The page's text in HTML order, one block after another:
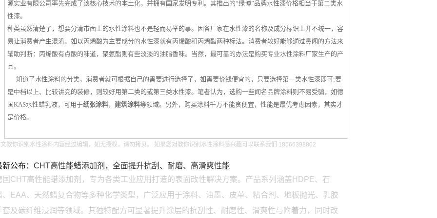
源实业有限公司率先完成了该核心技术的本土化，并拥有国家发明专利。其推出的“绿博”品牌水性漆价格相当于第二类水
性漆。
种类虽然清楚了，想要分清市面上的水性涂料也不是轻而易举的事。因各厂家在水性漆的名称及成分标识上并不统一，容
易让消费者产生混淆。如以丙烯酸为主要成分的水性漆就有丙烯酸和丙烯酯两种标法。消费者较好能够通过鼻闻的方法来
辅助判断：丙烯酸有点酸的味道，聚氨酯则有些淡淡的油脂香味。当然，最可靠的办法是购买专业水性涂料厂家生产的产
品。
知道了水性涂料的分类，消费者就可根据自己的需要进行选择了，如需要价钱便宜的，只要选择第一类水性漆即可;要
是中档以上、比较讲究的装修，则较好用第二类的或第三类水性漆。笔者认为，选购一些闻名品牌涂料则不易受骗，如德
国KAS水性蜡乳液，可用于纸张涂料， 建筑涂料等领域。另外，购买涂料千万不能贪便宜，性能是最优考虑因素，其实才
是价格。
教你识别水性涂料内容经过编辑，如无授权，请勿拷贝。 如果您对教你识别水性涂料感兴趣可以联系我们 18566398802
新公布： CHT高性能蜡添加剂，全面提升抗刮、耐磨、高滑爽性能
国CHT高性能蜡添加剂，专为各类工业应用打造的表面改性解决方案。产品系列涵盖HDPE、石
、EAA、天然蜡复合物等多种化学类型，广泛应用于涂料、油墨、皮革、粘合剂、地板抛光、乳胶
套及碳纤维浸润等领域。其独特配方可显著提升涂层的抗刮性、耐磨性、滑爽性与附着力，同时改